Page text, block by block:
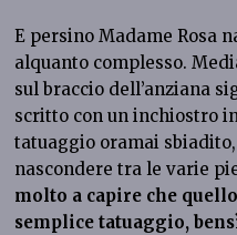
E persino Madame Rosa
alquanto complesso.
sul braccio dell’anziana
scritto con un inchiostro
tatuaggio oramai
nascondere tra le varie
molto a capire che
semplice tatuaggio,